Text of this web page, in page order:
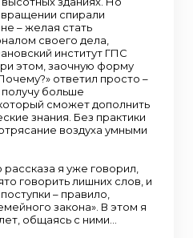
спирали
– желая стать
своего дела,
институт ГПС
этом, заочную форму
ответил просто –
больше
сможет дополнить
знания. Без практики
воздуха умными
я уже говорил,
говорить лишних слов, и
– правило,
закона». В этом я
общаясь с ними…